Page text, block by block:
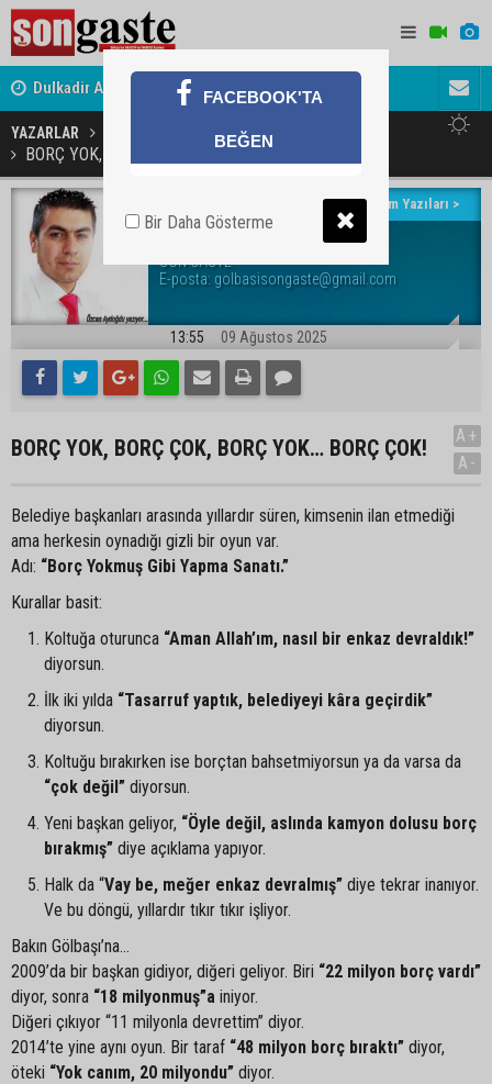
Dulkadir Ailesinin Mutlu Günü
Gölbaşı Esnafının Sesi Ankara Kalkınma Ajansı'nda
Avukat
akını
YAZARLAR
BORÇ YOK, BORÇ ÇOK, BORÇ YOK… BORÇ ÇOK!
SON GASTE
E-posta: golbasisongaste@gmail.com
Yazarın Tüm Yazıları >
13:55 09 Ağustos 2025
BORÇ YOK, BORÇ ÇOK, BORÇ YOK… BORÇ ÇOK!
A+
A-
Belediye başkanları arasında yıllardır süren, kimsenin ilan etmediği
ama herkesin oynadığı gizli bir oyun var.
Adı: “Borç Yokmuş Gibi Yapma Sanatı.”
Kurallar basit:
Koltuğa oturunca “Aman Allah’ım, nasıl bir enkaz devraldık!”
diyorsun.
İlk iki yılda “Tasarruf yaptık, belediyeyi kâra geçirdik”
diyorsun.
Koltuğu bırakırken ise borçtan bahsetmiyorsun ya da varsa da
“çok değil” diyorsun.
Yeni başkan geliyor, “Öyle değil, aslında kamyon dolusu borç
bırakmış” diye açıklama yapıyor.
Halk da “Vay be, meğer enkaz devralmış” diye tekrar inanıyor.
Ve bu döngü, yıllardır tıkır tıkır işliyor.
Bakın Gölbaşı’na…
2009’da bir başkan gidiyor, diğeri geliyor. Biri “22 milyon borç vardı”
diyor, sonra “18 milyonmuş”a iniyor.
Diğeri çıkıyor “11 milyonla devrettim” diyor.
2014’te yine aynı oyun. Bir taraf “48 milyon borç bıraktı” diyor,
öteki “Yok canım, 20 milyondu” diyor.
FACEBOOK'TA
BEĞEN
Bir Daha Gösterme